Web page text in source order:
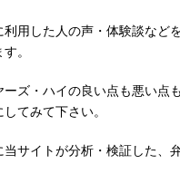
用した人の声・体験談などを
。
ズ・ハイの良い点も悪い点も
てみて下さい。
サイトが分析・検証した、